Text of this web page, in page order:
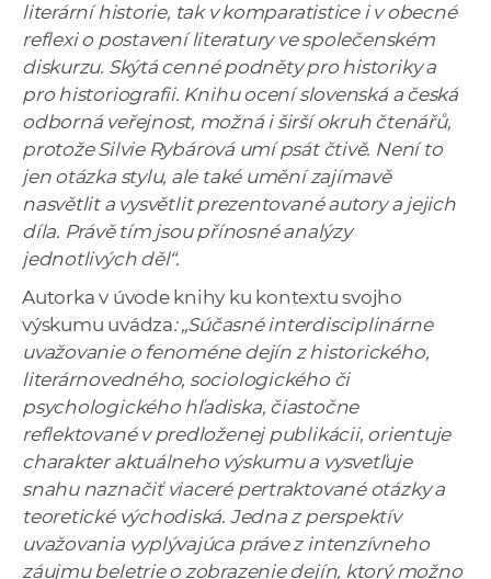
literární historie, tak v komparatistice i v obecné
reflexi o postavení literatury ve společenském
diskurzu. Skýtá cenné podněty pro historiky a
pro historiografii. Knihu ocení slovenská a česká
odborná veřejnost, možná i širší okruh čtenářů,
protože Silvie Rybárová umí psát čtivě. Není to
jen otázka stylu, ale také umění zajímavě
nasvětlit a vysvětlit prezentované autory a jejich
díla. Právě tím jsou přínosné analýzy
jednotlivých děl“.
Autorka v úvode knihy ku kontextu svojho
výskumu uvádza: „Súčasné interdisciplinárne
uvažovanie o fenoméne dejín z historického,
literárnovedného, sociologického či
psychologického hľadiska, čiastočne
reflektované v predloženej publikácii, orientuje
charakter aktuálneho výskumu a vysvetľuje
snahu naznačiť viaceré pertraktované otázky a
teoretické východiská. Jedna z perspektív
uvažovania vyplývajúca práve z intenzívneho
záujmu beletrie o zobrazenie dejín, ktorý možno